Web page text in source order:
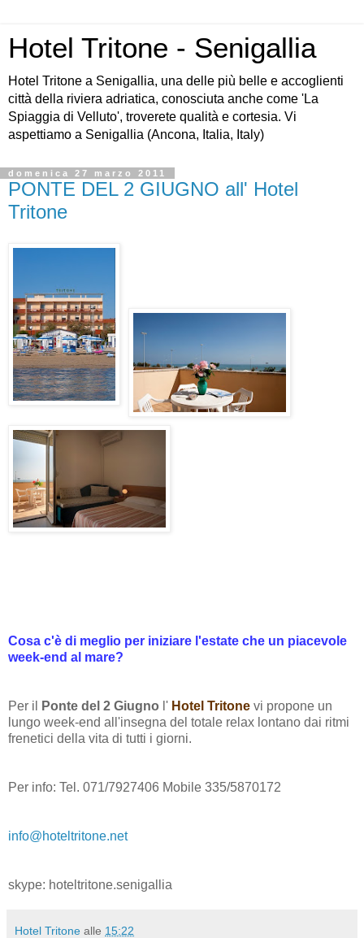
Hotel Tritone - Senigallia
Hotel Tritone a Senigallia, una delle più belle e accoglienti
città della riviera adriatica, conosciuta anche come 'La
Spiaggia di Velluto', troverete qualità e cortesia. Vi
aspettiamo a Senigallia (Ancona, Italia, Italy)
domenica 27 marzo 2011
PONTE DEL 2 GIUGNO all' Hotel
Tritone
Cosa c'è di meglio per iniziare l'estate che un piacevole
week-end al mare?
Per il Ponte del 2 Giugno l' Hotel Tritone vi propone un
lungo week-end all'insegna del totale relax lontano dai ritmi
frenetici della vita di tutti i giorni.
Per info: Tel. 071/7927406 Mobile 335/5870172
info@hoteltritone.net
skype: hoteltritone.senigallia
Hotel Tritone alle 15:22